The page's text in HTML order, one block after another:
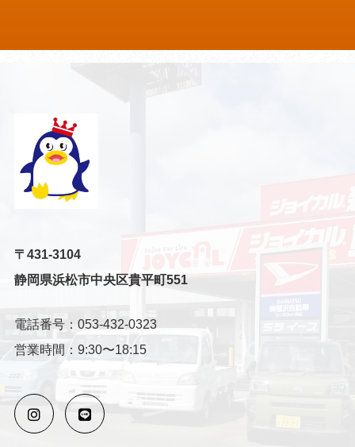
〒431-3104
静岡県浜松市中央区貴平町551
電話番号：053-432-0323
営業時間：9:30〜18:15